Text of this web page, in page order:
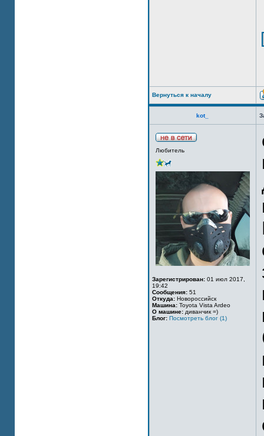
Вернуться к началу
kot_
Любитель
Зарегистрирован: 01 июл 2017,
19:42
Сообщения: 51
Откуда: Новороссийск
Машина: Toyota Vista Ardeo
О машине: диванчик =)
Блог: Посмотреть блог (1)